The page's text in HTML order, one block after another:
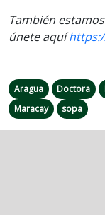
También
únete aquí
Aragua Doctora
Maracay
sopa